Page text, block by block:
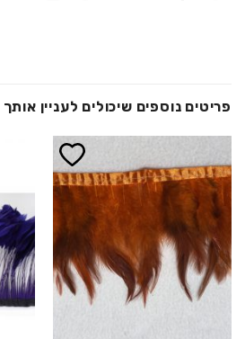
פריטים נוספים שיכולים לעניין אותך
הוסף ל
WISHLIST